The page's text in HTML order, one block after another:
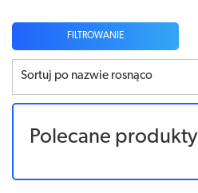
FILTROWANIE
Sortuj po nazwie rosnąco
Polecane produkty